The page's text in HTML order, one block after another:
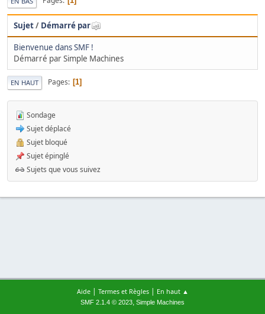
Sujet/ Démarré par
Bienvenue dans SMF !
Démarré par Simple Machines
EN HAUT Pages 1
Sondage
Sujet déplacé
Sujet bloqué
Sujet épinglé
Sujets que vous suivez
Aide| Termes et Règles| En haut ▲
SMF 2.1.4 © 2023, Simple Machines